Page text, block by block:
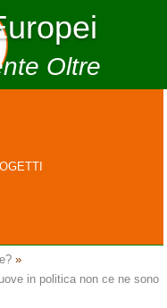
Oltre
»
in politica non ce ne sono